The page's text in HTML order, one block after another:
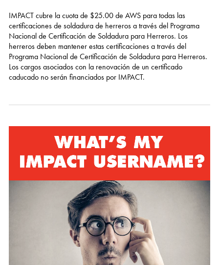
IMPACT cubre la cuota de $25.00 de AWS para todas las
certificaciones de soldadura de herreros a través del Programa
Nacional de Certificación de Soldadura para Herreros. Los
herreros deben mantener estas certificaciones a través del
Programa Nacional de Certificación de Soldadura para Herreros.
Los cargos asociados con la renovación de un certificado
caducado no serán financiados por IMPACT.